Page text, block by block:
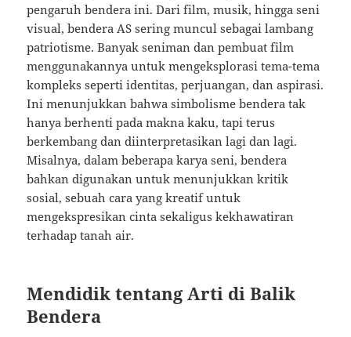
pengaruh bendera ini. Dari film, musik, hingga seni
visual, bendera AS sering muncul sebagai lambang
patriotisme. Banyak seniman dan pembuat film
menggunakannya untuk mengeksplorasi tema-tema
kompleks seperti identitas, perjuangan, dan aspirasi.
Ini menunjukkan bahwa simbolisme bendera tak
hanya berhenti pada makna kaku, tapi terus
berkembang dan diinterpretasikan lagi dan lagi.
Misalnya, dalam beberapa karya seni, bendera
bahkan digunakan untuk menunjukkan kritik
sosial, sebuah cara yang kreatif untuk
mengekspresikan cinta sekaligus kekhawatiran
terhadap tanah air.
Mendidik tentang Arti di Balik
Bendera